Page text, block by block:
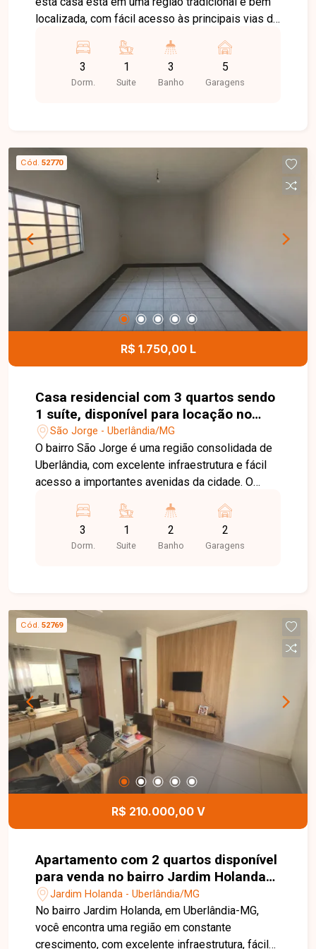
localizada, com fácil acesso às principais vias da
farmácias, comércios e diversos serviços,
proporcionando praticidade e conforto para o dia
com ar-condicionado, banheiro social com box e
espelho, cozinha completa com armários, área de
externo. Na área externa, dispõe de excelente
espaço gourmet coberto com balcão, pia e
churrasqueira, além de amplo espaço cimentado
para lazer e convivência. A garagem comporta até
05 veículos, sendo 02 vagas cobertas e 03
descobertas no corredor, e o imóvel possui
portão eletrônico. Há ainda a possibilidade de
locação com a mobília apresentada nas fotos.
Esta é uma excelente oportunidade para quem
busca uma casa ampla, completa e bem
venha conhecer todos os detalhes deste imóvel.
3
Dorm.
1
Suite
3
Banho
5
Garagens
Cód. 52770
R$ 1.750,00 L
Casa residencial com 3 quartos sendo
1 suíte, disponível para locação no
bairro São Jorge em Uberlândia-MG
São Jorge - Uberlândia/MG
O bairro São Jorge é uma região consolidada de
Uberlândia, com excelente infraestrutura e fácil
acesso a importantes avenidas da cidade. O
supermercados, escolas, farmácias e serviços,
proporcionando praticidade, conforto e qualidade
de vida para seus moradores. A casa conta com
possui um quarto de despensa, oferecendo mais
praticidade para organização, além de garagem
para 2 carros. Se você busca um imóvel
espaçoso, com área de lazer e excelente
localização, esta é uma ótima oportunidade. Entre
em contato com nossa equipe, agende uma visita
e venha conhecer todos os detalhes desta casa.
3
Dorm.
1
Suite
2
Banho
2
Garagens
Cód. 52769
R$ 210.000,00 V
Apartamento com 2 quartos disponível
para venda no bairro Jardim Holanda
em Uberlândia-MG
Jardim Holanda - Uberlândia/MG
No bairro Jardim Holanda, em Uberlândia-MG,
você encontra uma região em constante
crescimento, com excelente infraestrutura, fácil